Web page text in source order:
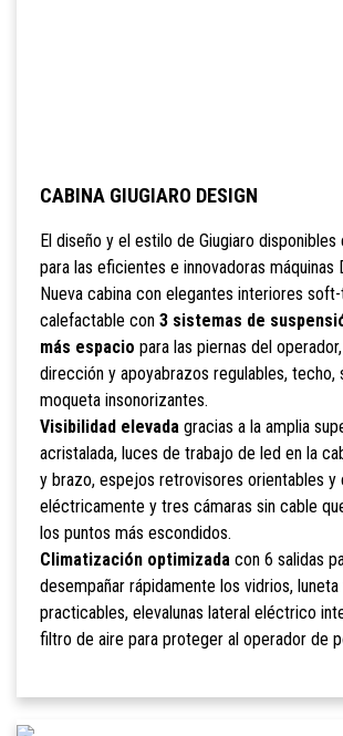
CABINA GIUGIARO DESIGN
El diseño y el estilo de Giugiaro disponibles
para las eficientes e innovadoras máquinas
Nueva cabina con elegantes interiores
calefactable con 3 sistemas de
más espacio para las piernas del
dirección y apoyabrazos regulables, techo,
moqueta insonorizantes.
Visibilidad elevadagracias a la amplia
acristalada, luces de trabajo de led en la
y brazo, espejos retrovisores orientables y
eléctricamente y tres cámaras sin cable
los puntos más escondidos.
Climatización optimizadacon 6 salidas
desempañar rápidamente los vidrios,
practicables, elevalunas lateral eléctrico
filtro de aire para proteger al operador de